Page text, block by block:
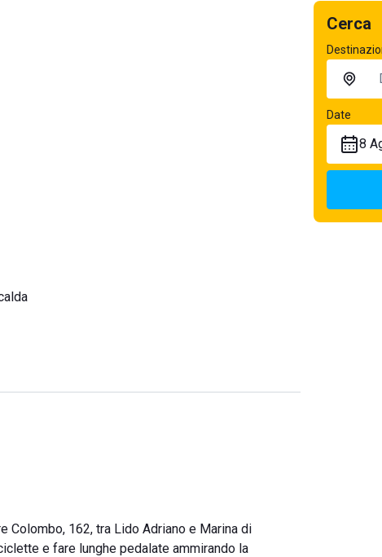
Colombo, 162, tra Lido Adriano e Marina di
e fare lunghe pedalate ammirando la
Cerca
Date
8